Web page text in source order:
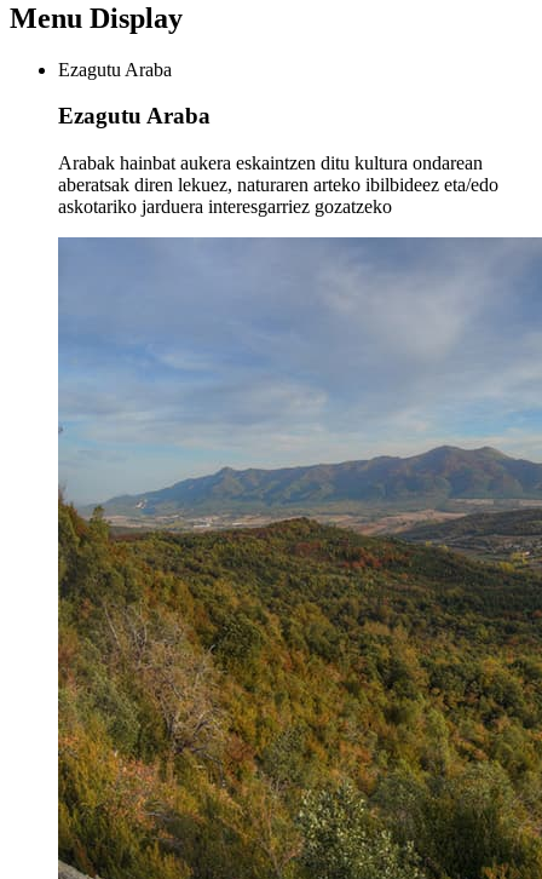
Menu Display
Ezagutu Araba
Ezagutu Araba
Arabak hainbat aukera eskaintzen ditu kultura ondarean
aberatsak diren lekuez, naturaren arteko ibilbideez eta/edo
askotariko jarduera interesgarriez gozatzeko